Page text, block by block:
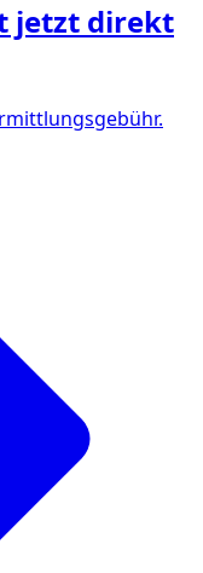
jetzt direkt